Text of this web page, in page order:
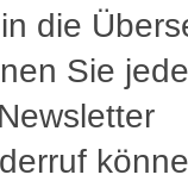
die
Sie